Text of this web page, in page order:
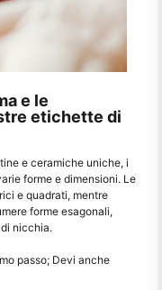
e le
etichette di
e ceramiche uniche, i
forme e dimensioni. Le
e quadrati, mentre
forme esagonali,
nicchia.
passo; Devi anche